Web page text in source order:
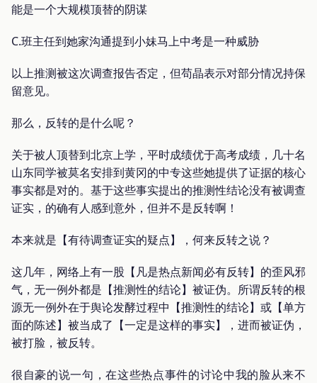
能是一个大规模顶替的阴谋
C.班主任到她家沟通提到小妹马上中考是一种威胁
以上推测被这次调查报告否定，但苟晶表示对部分情况持保
留意见。
那么，反转的是什么呢？
关于被人顶替到北京上学，平时成绩优于高考成绩，几十名
山东同学被莫名安排到黄冈的中专这些她提供了证据的核心
事实都是对的。基于这些事实提出的推测性结论没有被调查
证实，的确有人感到意外，但并不是反转啊！
本来就是【有待调查证实的疑点】，何来反转之说？
这几年，网络上有一股【凡是热点新闻必有反转】的歪风邪
气，无一例外都是【推测性的结论】被证伪。所谓反转的根
源无一例外在于舆论发酵过程中【推测性的结论】或【单方
面的陈述】被当成了【一定是这样的事实】，进而被证伪，
被打脸，被反转。
很自豪的说一句，在这些热点事件的讨论中我的脸从来不